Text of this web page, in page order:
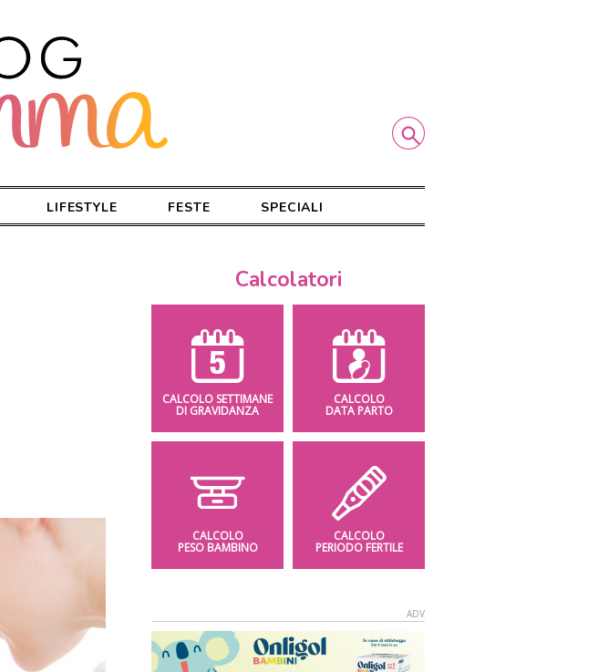
LIFESTYLE FESTE SPECIALI
Calcolatori
CALCOLO SETTIMANE
DI GRAVIDANZA
CALCOLO
DATA PARTO
CALCOLO
PESO BAMBINO
CALCOLO
PERIODO FERTILE